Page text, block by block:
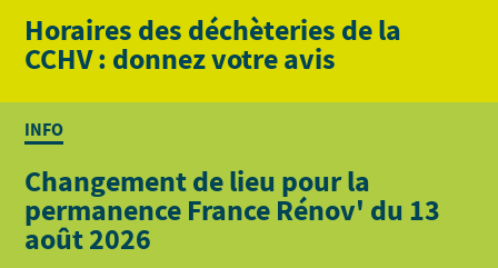
Horaires des déchèteries de la
CCHV : donnez votre avis
INFO
Changement de lieu pour la
permanence France Rénov' du 13
août 2026